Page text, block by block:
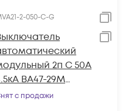
2-050-C-G
2п C 50А
ВА47-29М
MVA21-2-
с продажи